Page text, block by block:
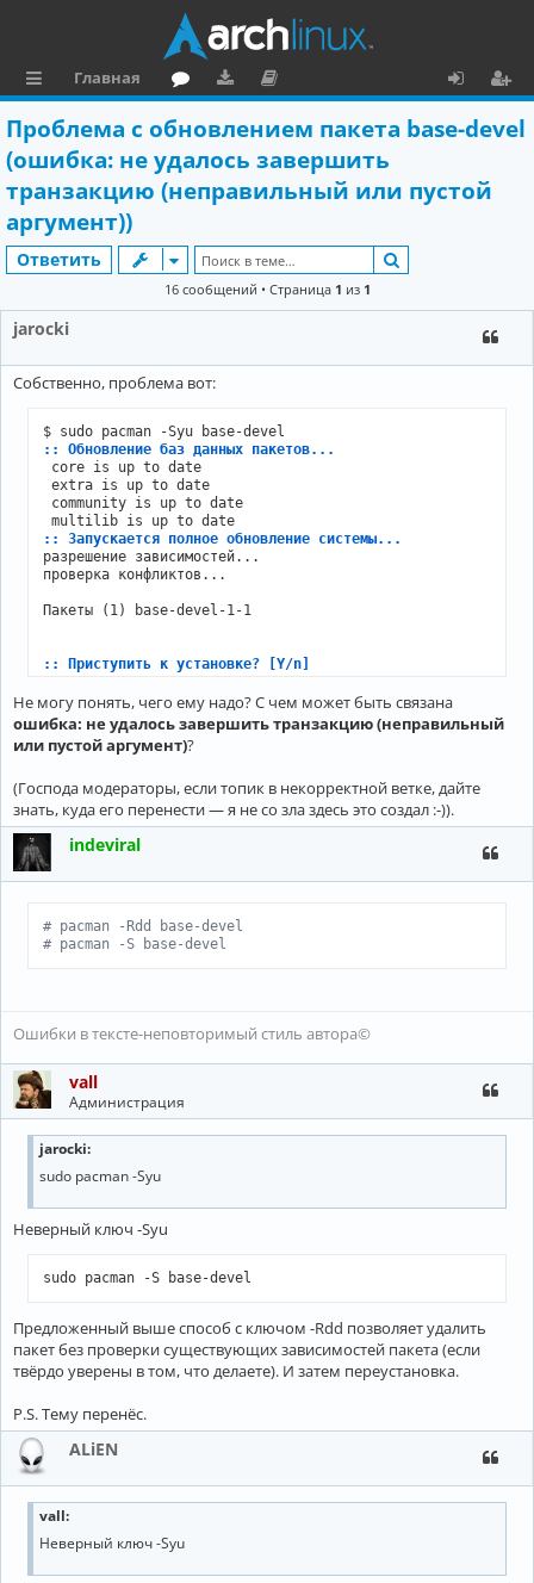
ы
л
к
и
Главная
м
зк
м
н
та
и
д
я
Проблема с обновлением пакета base-devel
(ошибка: не удалось завершить
транзакцию (неправильный или пустой
аргумент))
Ответить
16 сообщений • Страница 1 из 1
jarocki
Собственно, проблема вот:
:: Обновление баз данных пакетов...
core is up to date
extra is up to date
community is up to date
:: Запускается полное обновление системы...
разрешение зависимостей...
проверка конфликтов...
Пакеты (1) base-devel-1-1
:: Приступить к установке? [Y/n]
(1/1) проверка ключей
(1/1) проверка целостности пакета
ошибка: не удалось завершить транзакцию (неправильный или
Не могу понять, чего ему надо? С чем может быть связана
ошибка: не удалось завершить транзакцию (неправильный
или пустой аргумент)?
(Господа модераторы, если топик в некорректной ветке, дайте
знать, куда его перенести — я не со зла здесь это создал :-)).
indeviral
# pacman -Rdd base-devel
# pacman -S base-devel
Ошибки в тексте-неповторимый стиль автора©
vall
Администрация
jarocki:
sudo pacman -Syu
Неверный ключ -Syu
Предложенный выше способ с ключом -Rdd позволяет удалить
пакет без проверки существующих зависимостей пакета (если
твёрдо уверены в том, что делаете). И затем переустановка.
P.S. Тему перенёс.
ALiEN
vall:
Неверный ключ -Syu